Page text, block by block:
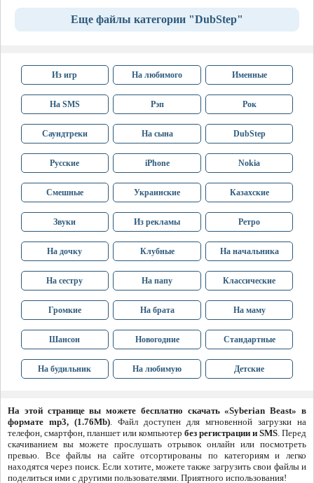
Еще файлы категории "DubStep"
Из игр На любимого Именные
На SMS Рэп Рок
Саундтреки На сына DubStep
Русские iPhone Nokia
Смешные Украинские Казахские
Звуки Из рекламы Ретро
На дочку Клубные На начальника
На сестру На папу Классические
Громкие На брата На маму
Шансон Новогодние Стандартные
На будильник На любимую Детские
На этой странице вы можете бесплатно скачать «Syberian Beast» в
формате mp3, (1.76Mb). Файл доступен для мгновенной загрузки на
телефон, смартфон, планшет или компьютер без регистрации и SMS. Перед
скачиванием вы можете прослушать отрывок онлайн или посмотреть
превью. Все файлы на сайте отсортированы по категориям и легко
находятся через поиск. Если хотите, можете также загрузить свои файлы и
поделиться ими с другими пользователями. Приятного использования!